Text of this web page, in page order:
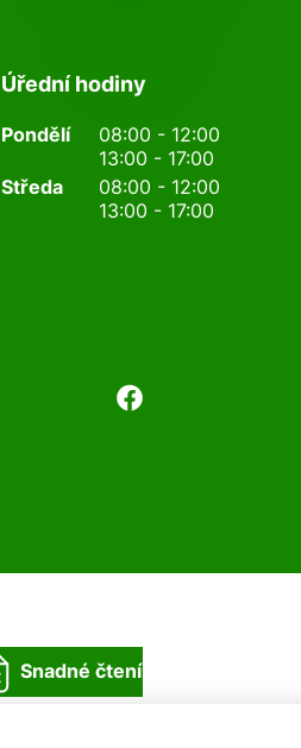
Úřední hodiny
Pondělí
08:00 - 12:00
13:00 - 17:00
Středa
08:00 - 12:00
13:00 - 17:00
Snadné čtení